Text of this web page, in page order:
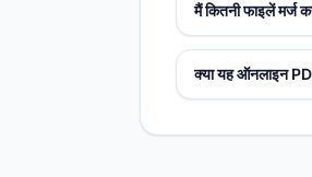
मैं कितनी फाइलें मर्ज
क्या यह ऑनलाइन